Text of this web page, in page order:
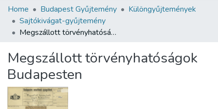
Communities & Collections
All of DSpace
About us
Home Budapest Gyűjtemény
Különgyűjtemények
Sajtókivágat-gyűjtemény
Megszállott törvényhatóságok Budapesten
Megszállott törvényhatóságok
Budapesten